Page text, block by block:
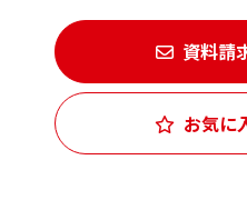
資料請
お気に